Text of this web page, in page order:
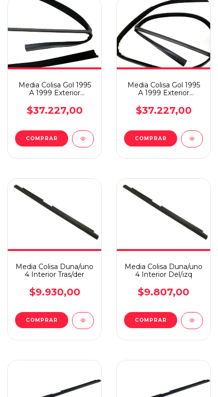
Media Colisa Gol 1995
A 1999 Exterior
$37.227,00
COMPRAR
Media Colisa Gol 1995
A 1999 Exterior
$37.227,00
COMPRAR
Media Colisa Duna/uno
4 Interior Tras/der
$9.930,00
Media Colisa Duna/uno
4 Interior Del/izq
$9.807,00